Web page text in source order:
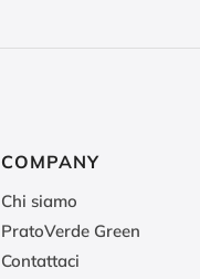
COMPANY
Chi siamo
PratoVerde Green
Contattaci